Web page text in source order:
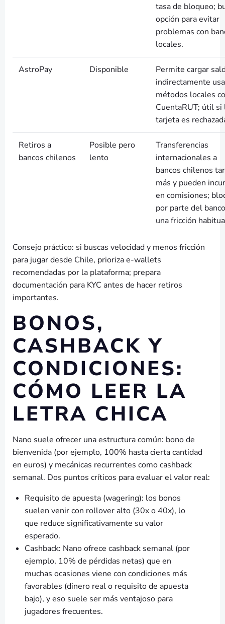
tasa de bloqueo;
opción para evitar
problemas con
locales.
AstroPay Disponible
Permite cargar
indirectamente
métodos locales
CuentaRUT; útil si
tarjeta es
Retiros a
bancos chilenos
Posible pero
lento
Transferencias
internacionales a
bancos chilenos
más y pueden
en comisiones;
por parte del
una fricción
Consejo práctico: si buscas velocidad y menos fricción
para jugar desde Chile, prioriza e-wallets
recomendadas por la plataforma; prepara
documentación para KYC antes de hacer retiros
importantes.
BONOS,
CASHBACK Y
CONDICIONES:
CÓMO LEER LA
LETRA CHICA
Nano suele ofrecer una estructura común: bono de
bienvenida (por ejemplo, 100% hasta cierta cantidad
en euros) y mecánicas recurrentes como cashback
semanal. Dos puntos críticos para evaluar el valor real:
Requisito de apuesta (wagering): los bonos
suelen venir con rollover alto (30x o 40x), lo
que reduce significativamente su valor
esperado.
Cashback: Nano ofrece cashback semanal (por
ejemplo, 10% de pérdidas netas) que en
muchas ocasiones viene con condiciones más
favorables (dinero real o requisito de apuesta
bajo), y eso suele ser más ventajoso para
jugadores frecuentes.